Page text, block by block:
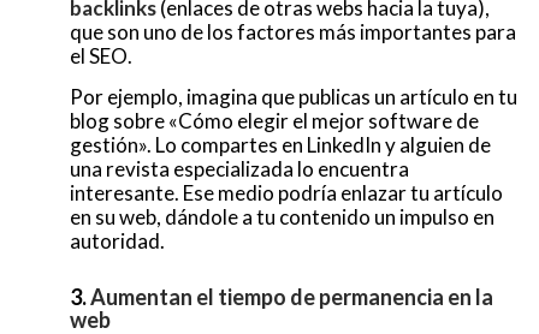
backlinks(enlaces de otras webs hacia la tuya),
que son uno de los factores más importantes para
el SEO.
Por ejemplo, imagina que publicas un artículo en tu
blog sobre «Cómo elegir el mejor software de
gestión». Lo compartes en LinkedIn y alguien de
una revista especializada lo encuentra
interesante. Ese medio podría enlazar tu artículo
en su web, dándole a tu contenido un impulso en
autoridad.
3.Aumentan el tiempo de permanencia en la
web